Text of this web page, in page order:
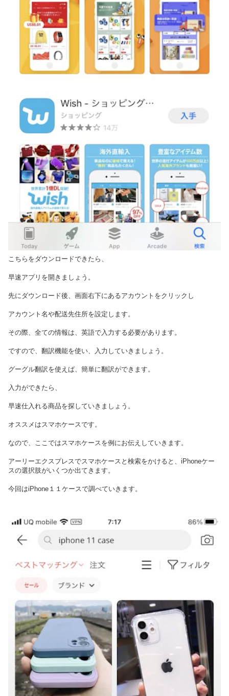
こちらをダウンロードできたら、
早速アプリを開きましょう。
先にダウンロード後、画面右下にあるアカウントをクリックし
アカウント名や配送先住所を設定します。
その際、全ての情報は、英語で入力する必要があります。
ですので、翻訳機能を使い、入力していきましょう。
グーグル翻訳を使えば、簡単に翻訳ができます。
入力ができたら、
早速仕入れる商品を探していきましょう。
オススメはスマホケースです。
なので、ここではスマホケースを例にお伝えしていきます。
アーリーエクスプレスでスマホケースと検索をかけると、iPhoneケー
スの選択肢がいくつか出てきます。
今回はiPhone１１ケースで調べていきます。